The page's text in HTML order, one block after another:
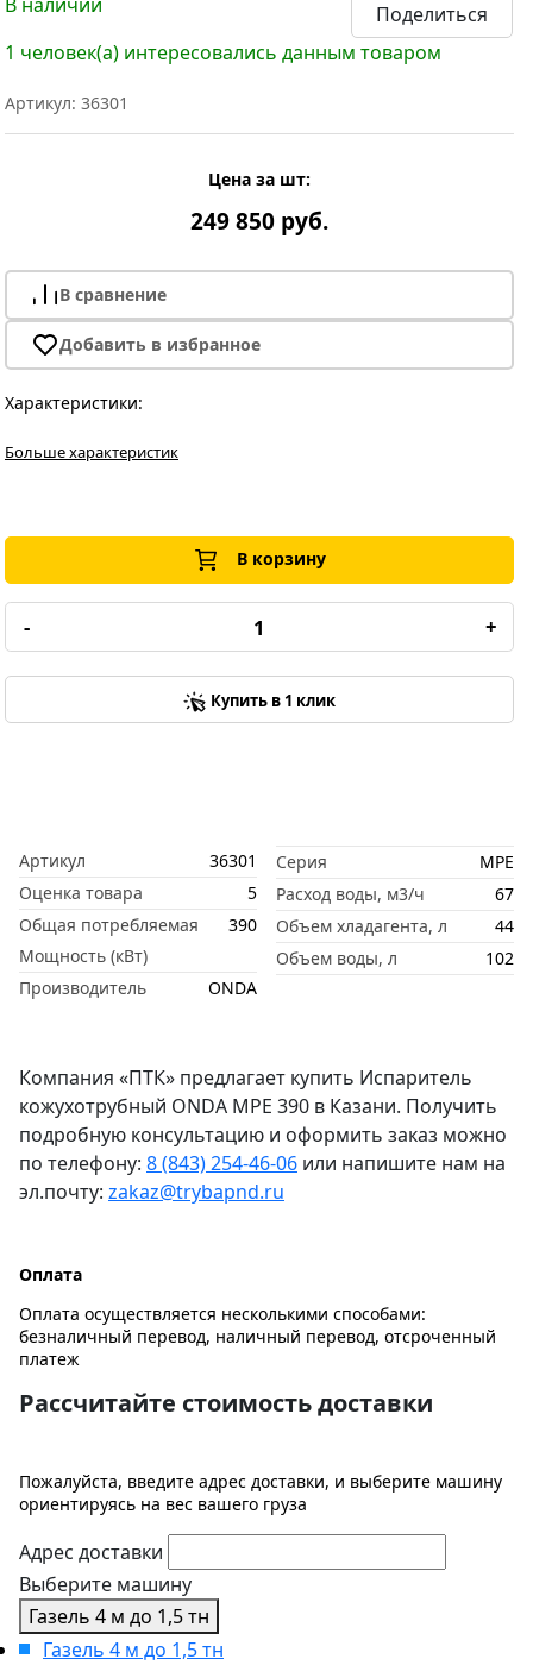
Поделиться
1 человек(а) интересовались данным товаром
Артикул: 36301
Цена за шт:
249 850 руб.
В сравнение
Добавить в избранное
Характеристики:
Больше характеристик
В корзину
- +
Купить в 1 клик
Артикул
36301
Оценка товара
5
Общая потребляемая
Мощность (кВт)
390
Производитель ONDA
Серия
MPE
Расход воды, м3/ч
67
Объем хладагента, л
44
Объем воды, л
102
Компания «ПТК» предлагает купить Испаритель
кожухотрубный ONDA MPE 390 в Казани. Получить
подробную консультацию и оформить заказ можно
по телефону: 8 (843) 254-46-06 или напишите нам на
эл.почту: zakaz@trybapnd.ru
Оплата
Оплата осуществляется несколькими способами:
безналичный перевод, наличный перевод, отсроченный
платеж
Рассчитайте стоимость доставки
Пожалуйста, введите адрес доставки, и выберите машину
ориентируясь на вес вашего груза
Адрес доставки
Выберите машину
Газель 4 м до 1,5 тн
Газель 4 м до 1,5 тн